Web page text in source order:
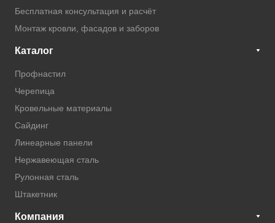
Бесплатная консультация и расчёт
Монтаж кровли, фасадов и заборов
Каталог
Профнастил
Черепица
Кровельные материалы
Сайдинг
Линеарные панели
Нержавеющая сталь
Рулонная сталь
Штакетник
Компания